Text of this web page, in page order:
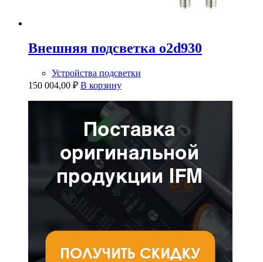
Внешняя подсветка o2d930
Устройства подсветки
150 004,00 ₽ В корзину